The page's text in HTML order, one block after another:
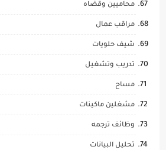
محاميين وقضاه
مراقب عمال
شيف حلويات
تدريب وتشغيل
مساح
مشغلين ماكينات
وظائف ترجمه
تحليل البيانات